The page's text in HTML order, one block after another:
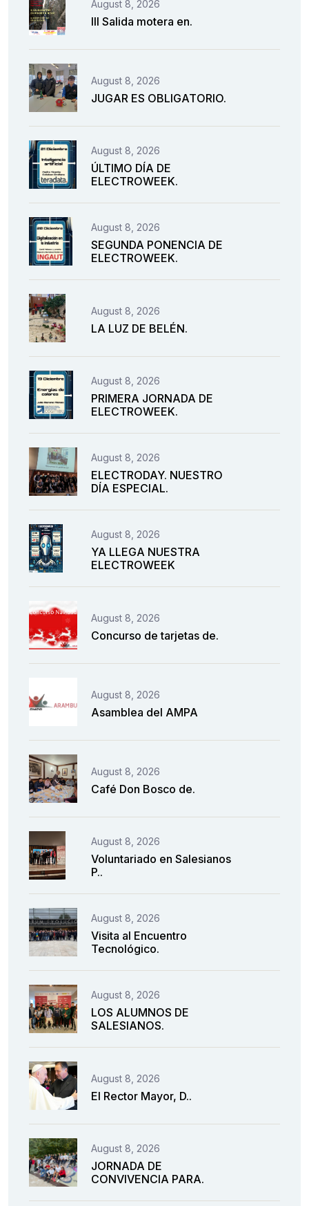
August 8, 2026
III Salida motera en.
August 8, 2026
JUGAR ES OBLIGATORIO.
August 8, 2026
ÚLTIMO DÍA DE
ELECTROWEEK.
August 8, 2026
SEGUNDA PONENCIA DE
ELECTROWEEK.
August 8, 2026
LA LUZ DE BELÉN.
August 8, 2026
PRIMERA JORNADA DE
ELECTROWEEK.
August 8, 2026
ELECTRODAY. NUESTRO
DÍA ESPECIAL.
August 8, 2026
YA LLEGA NUESTRA
ELECTROWEEK
August 8, 2026
Concurso de tarjetas de.
August 8, 2026
Asamblea del AMPA
August 8, 2026
Café Don Bosco de.
August 8, 2026
Voluntariado en Salesianos
P..
August 8, 2026
Visita al Encuentro
Tecnológico.
August 8, 2026
LOS ALUMNOS DE
SALESIANOS.
August 8, 2026
El Rector Mayor, D..
August 8, 2026
JORNADA DE
CONVIVENCIA PARA.